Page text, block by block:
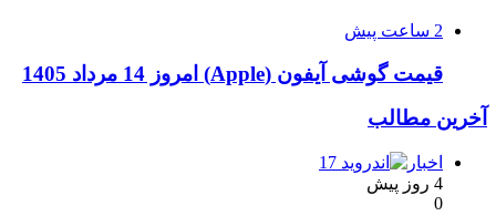
2 ساعت پیش
قیمت گوشی آیفون (Apple) امروز 14 مرداد 1405
آخرین مطالب
اخبار
4 روز پیش
0